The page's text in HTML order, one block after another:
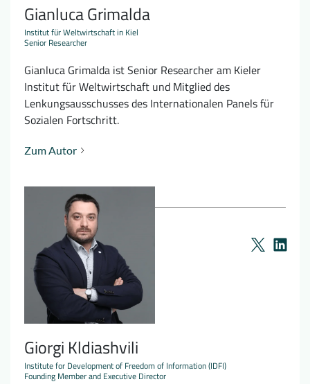
Gianluca Grimalda
Institut für Weltwirtschaft in Kiel
Senior Researcher
Gianluca Grimalda ist Senior Researcher am Kieler
Institut für Weltwirtschaft und Mitglied des
Lenkungsausschusses des Internationalen Panels für
Sozialen Fortschritt.
Zum Autor
Giorgi Kldiashvili
Institute for Development of Freedom of Information (IDFI)
Founding Member and Executive Director